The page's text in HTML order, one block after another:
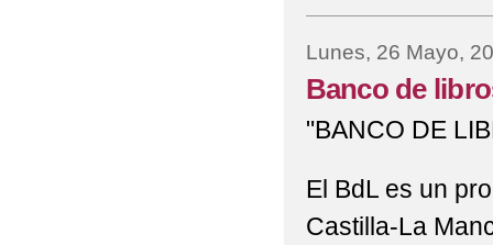
Lunes, 26 Mayo,
Banco de
"BANCO DE
El BdL es un
Castilla-La